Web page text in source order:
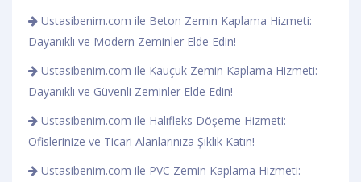
Ustasibenim.com ile Beton Zemin Kaplama Hizmeti:
Dayanıklı ve Modern Zeminler Elde Edin!
Ustasibenim.com ile Kauçuk Zemin Kaplama Hizmeti:
Dayanıklı ve Güvenli Zeminler Elde Edin!
Ustasibenim.com ile Halıfleks Döşeme Hizmeti:
Ofislerinize ve Ticari Alanlarınıza Şıklık Katın!
Ustasibenim.com ile PVC Zemin Kaplama Hizmeti: